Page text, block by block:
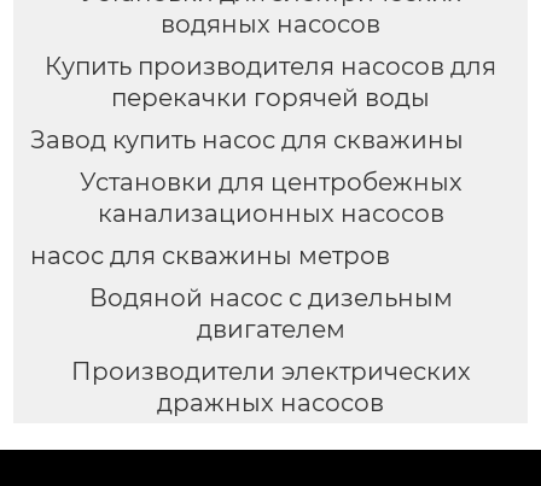
водяных насосов
Купить производителя насосов для
перекачки горячей воды
Завод купить насос для скважины
Установки для центробежных
канализационных насосов
насос для скважины метров
Водяной насос с дизельным
двигателем
Производители электрических
дражных насосов